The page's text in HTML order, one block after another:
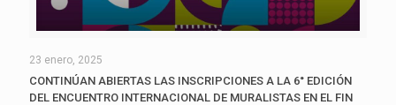
23 enero, 2025
CONTINÚAN ABIERTAS LAS INSCRIPCIONES A LA 6° EDICIÓN
DEL ENCUENTRO INTERNACIONAL DE MURALISTAS EN EL FIN